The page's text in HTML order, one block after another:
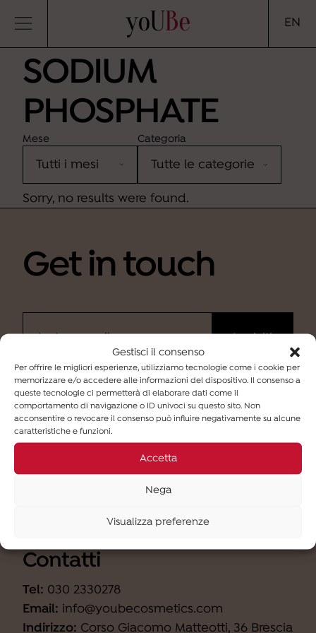
Gestisci il consenso
Per offrire le migliori esperienze, utilizziamo tecnologie come i cookie per
memorizzare e/o accedere alle informazioni del dispositivo. Il consenso a
queste tecnologie ci permetterà di elaborare dati come il
comportamento di navigazione o ID univoci su questo sito. Non
acconsentire o revocare il consenso può influire negativamente su alcune
caratteristiche e funzioni.
Accetta
Nega
Visualizza preferenze
yoUBe EN
SODIUM
PHOSPHATE
Mese Categoria
Sorry, no results were found.
Get in touch
Ho lettol'informativae desidero iscrivermi alla
newsletter (finalità b).
Contatti
Tel: 030 2330278
Email: info@youbecosmetics.com
Indirizzo: Corso Giacomo Matteotti, 36 Brescia